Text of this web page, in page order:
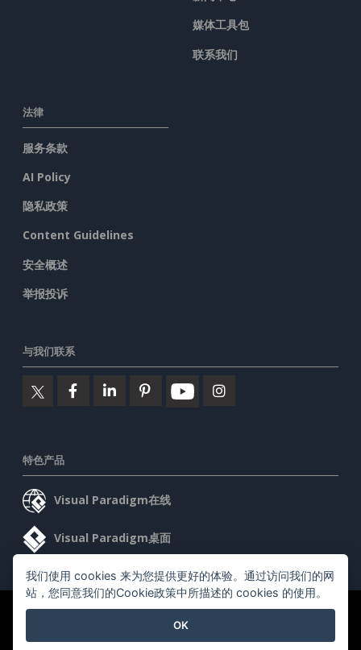
媒体工具包
联系我们
法律
服务条款
AI Policy
隐私政策
Content Guidelines
安全概述
举报投诉
与我们联系
特色产品
Visual Paradigm在线
Visual Paradigm桌面
©2026 by Visual Paradigm. 版权所有。
我们使用 cookies 来为您提供更好的体验。通过访问我们的网
站，您同意我们的Cookie政策中所描述的 cookies 的使用。
OK